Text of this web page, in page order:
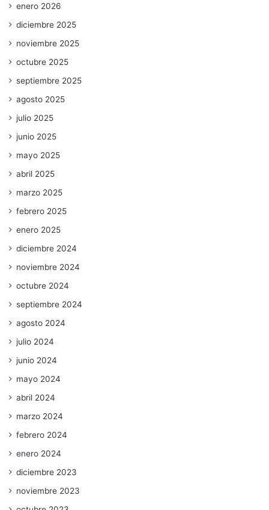
enero 2026
diciembre 2025
noviembre 2025
octubre 2025
septiembre 2025
agosto 2025
julio 2025
junio 2025
mayo 2025
abril 2025
marzo 2025
febrero 2025
enero 2025
diciembre 2024
noviembre 2024
octubre 2024
septiembre 2024
agosto 2024
julio 2024
junio 2024
mayo 2024
abril 2024
marzo 2024
febrero 2024
enero 2024
diciembre 2023
noviembre 2023